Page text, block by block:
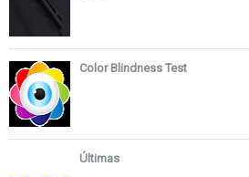
Color Blindness Test
Últimas